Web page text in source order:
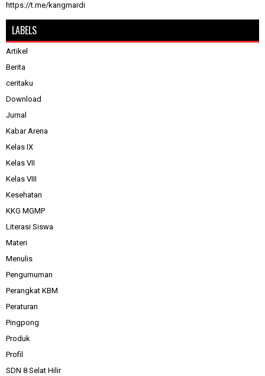
https://t.me/kangmardi
LABELS
Artikel
Berita
ceritaku
Download
Jurnal
Kabar Arena
Kelas IX
Kelas VII
Kelas VIII
Kesehatan
KKG MGMP
Literasi Siswa
Materi
Menulis
Pengumuman
Perangkat KBM
Peraturan
Pingpong
Produk
Profil
SDN 8 Selat Hilir